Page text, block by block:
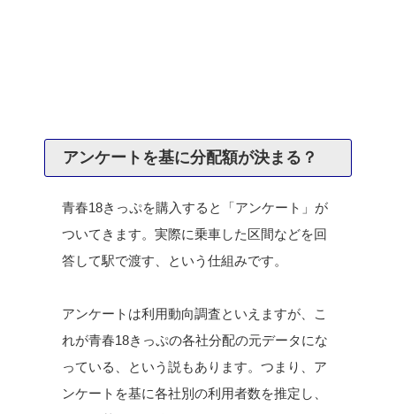
アンケートを基に分配額が決まる？
青春18きっぷを購入すると「アンケート」が
ついてきます。実際に乗車した区間などを回
答して駅で渡す、という仕組みです。
アンケートは利用動向調査といえますが、こ
れが青春18きっぷの各社分配の元データにな
っている、という説もあります。つまり、ア
ンケートを基に各社別の利用者数を推定し、